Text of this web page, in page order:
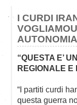
I CURDI
“QUESTA E’
REGIONALE E
“I partiti curdi
questa guerra